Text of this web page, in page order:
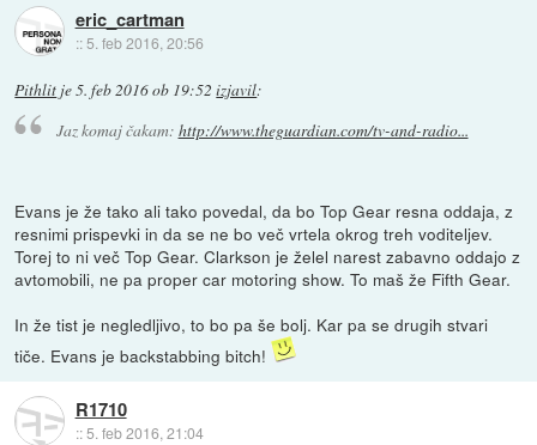
eric_cartman
:: 5. feb 2016, 20:56
Pithlit je5. feb 2016 ob 19:52 izjavil:
Jaz komaj čakam: http://www.theguardian.com/tv-and-radio...
Evans je že tako ali tako povedal, da bo Top Gear resna oddaja, z
resnimi prispevki in da se ne bo več vrtela okrog treh voditeljev.
Torej to ni več Top Gear. Clarkson je želel narest zabavno oddajo z
avtomobili, ne pa proper car motoring show. To maš že Fifth Gear.
In že tist je negledljivo, to bo pa še bolj. Kar pa se drugih stvari
tiče. Evans je backstabbing bitch!
R1710
::5. feb 2016, 21:04